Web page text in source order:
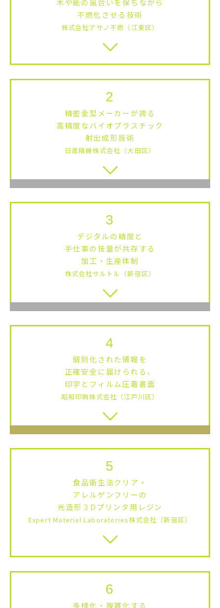
不燃化させる技術
株式会社アサノ不燃（江東区）
2
精密金型メーカーが誇る
高精度なバイオプラスチック
射出成形技術
日進精機株式会社（大田区）
3
デジタルの精度と
手仕事の技量が共存する
加工・生産体制
株式会社サルトル（新宿区）
4
個別化された情報を
正確安全に届けられる、
印字とフィルム圧着書面
昭和印刷株式会社（江戸川区）
5
食品衛生法クリア・
アレルゲンフリーの
光造形３Dプリンタ用レジン
Expert Material Laboratories株式会社（新宿区）
6
多様化・複雑化する